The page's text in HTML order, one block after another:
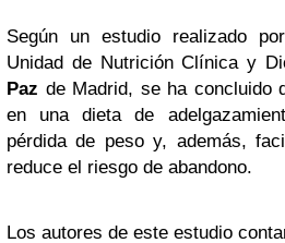
Según un estudio realizado
Unidad de Nutrición Clínica y
Paz de Madrid, se ha concluido
en una dieta de
pérdida de peso y, además,
reduce el riesgo de abandono.
Los autores de este estudio